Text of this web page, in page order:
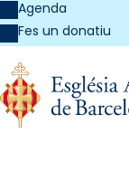
Agenda
Fes un donatiu